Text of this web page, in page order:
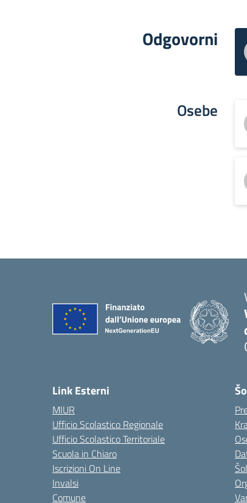
Odgovorni
Osebe
Link Esterni
MIUR
Ufficio Scolastico Regionale
Ufficio Scolastico Territoriale
Scuola in Chiaro
Iscrizioni On Line
Invalsi
Comune